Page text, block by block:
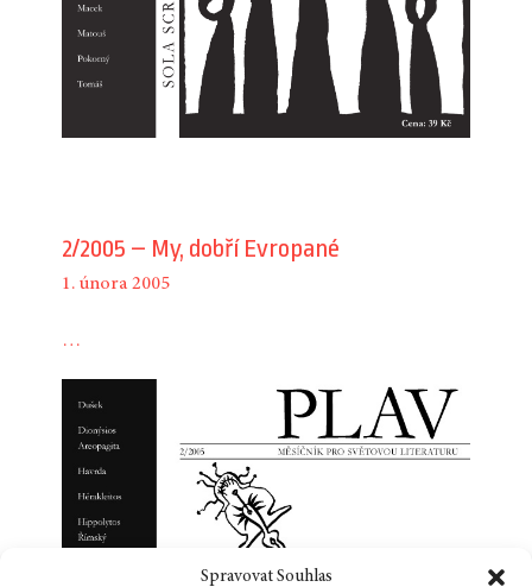
Spravovat Souhlas
2/2005 – My, dobří Evropané
1. února 2005
…